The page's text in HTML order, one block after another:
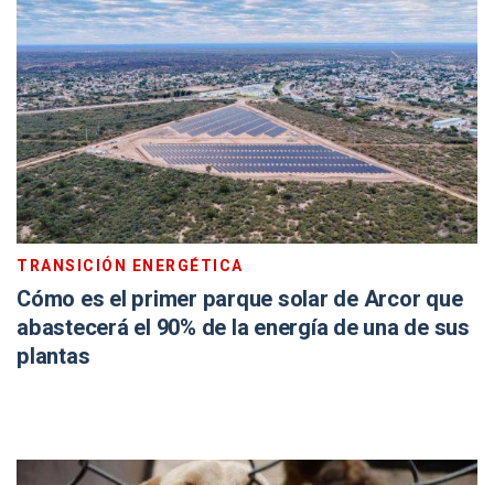
TRANSICIÓN ENERGÉTICA
Cómo es el primer parque solar de Arcor que
abastecerá el 90% de la energía de una de sus
plantas